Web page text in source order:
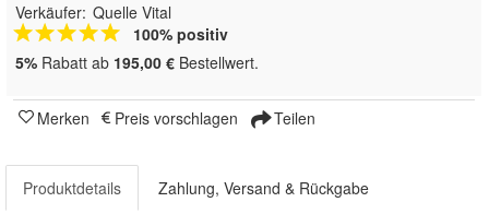
Verkäufer: Quelle Vital
100% positiv
5% Rabatt ab 195,00 € Bestellwert.
Merken Preis vorschlagen Teilen
Produktdetails Zahlung, Versand & Rückgabe